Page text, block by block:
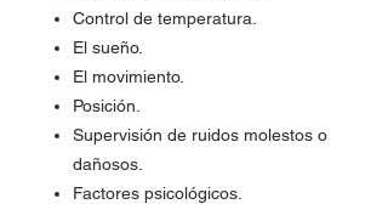
Control de temperatura.
El sueño.
El movimiento.
Posición.
Supervisión de ruidos molestos o
dañosos.
Factores psicológicos.